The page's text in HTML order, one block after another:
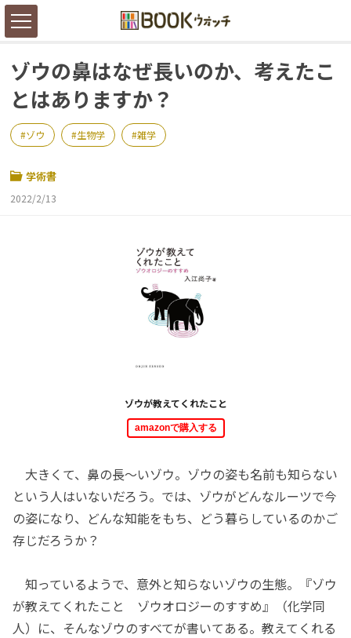
ゾウの鼻はなぜ長いのか、考えたこ
とはありますか？
ゾウ 生物学 雑学
学術書
2022/2/13
ゾウが教えてくれたこと
amazonで購入する
大きくて、鼻の長～いゾウ。ゾウの姿も名前も知らない
という人はいないだろう。では、ゾウがどんなルーツで今
の姿になり、どんな知能をもち、どう暮らしているのかご
存じだろうか？
知っているようで、意外と知らないゾウの生態。『ゾウ
が教えてくれたこと ゾウオロジーのすすめ』（化学同
人）に、そんなゾウのすべてが書いてある。教えてくれる